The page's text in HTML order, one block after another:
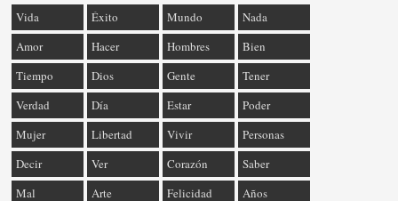
Vida Éxito Mundo
Nada
Amor
Hacer Hombres
Bien
Tiempo
Dios Gente
Tener
Verdad
Día Estar
Poder
Mujer
Libertad Vivir
Personas
Decir
Ver Corazón
Saber
Mal
Arte Felicidad Años